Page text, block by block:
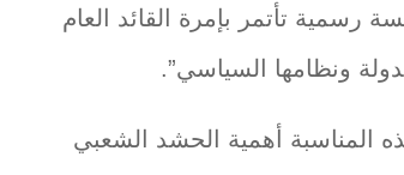
رسمية تأتمر بإمرة القائد العام
ونظامها السياسي”.
المناسبة أهمية الحشد الشعبي